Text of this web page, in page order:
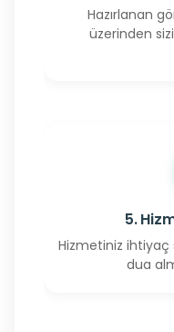
Hazırlanan
üzerinden
5.
Hizmetiniz ihtiyaç
dua